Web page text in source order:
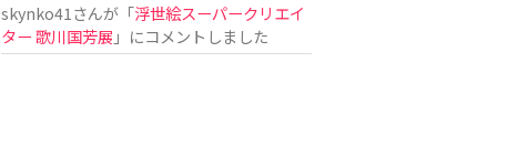
skynko41 さんが「浮世絵スーパークリエイ
ター 歌川国芳展 」にコメントしました